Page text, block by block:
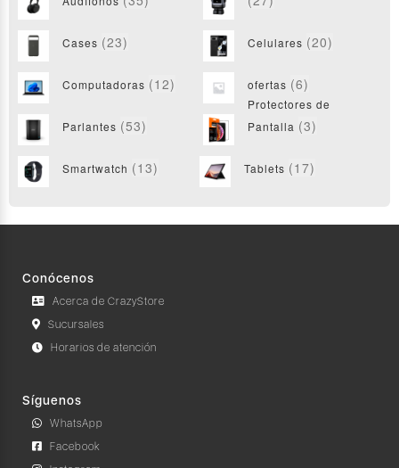
Cases (23) Celulares (20)
Computadoras (12) ofertas (6)
Parlantes (53)
Protectores de
Pantalla (3)
Smartwatch (13) Tablets (17)
Conócenos
Acerca de CrazyStore
Sucursales
Horarios de atención
Síguenos
WhatsApp
Facebook